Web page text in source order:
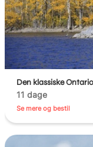
Den klassiske
11 dage
Se mere og bestil